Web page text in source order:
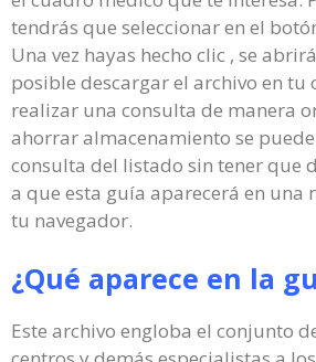
tendrás que seleccionar en el
Una vez hayas hecho clic , se
posible descargar el archivo en tu
realizar una consulta de manera
ahorrar almacenamiento se
consulta del listado sin tener que
a que esta guía aparecerá en una
tu navegador.
¿Qué aparece en la
Este archivo engloba el conjunto